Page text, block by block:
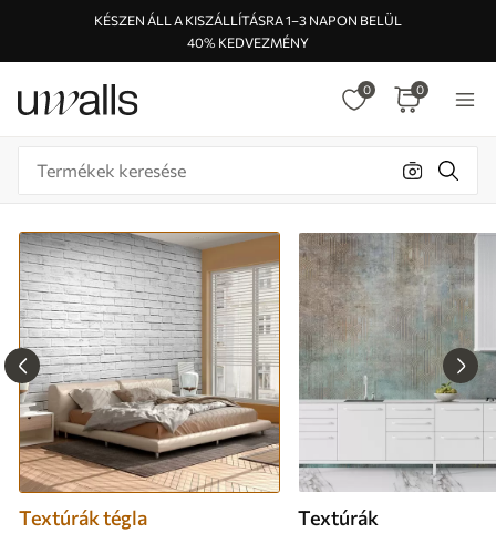
KÉSZEN ÁLL A KISZÁLLÍTÁSRA 1–3 NAPON BELÜL
40% KEDVEZMÉNY
0 0
Textúrák tégla Textúrák